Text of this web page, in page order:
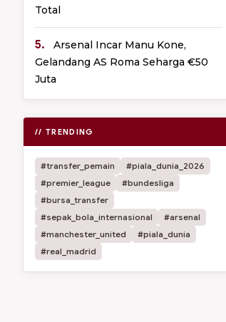
Total
5.
Arsenal Incar Manu Kone,
Gelandang AS Roma Seharga €50
Juta
// TRENDING
#transfer_pemain
#piala_dunia_2026
#premier_league
#bundesliga
#bursa_transfer
#sepak_bola_internasional
#arsenal
#manchester_united
#piala_dunia
#real_madrid